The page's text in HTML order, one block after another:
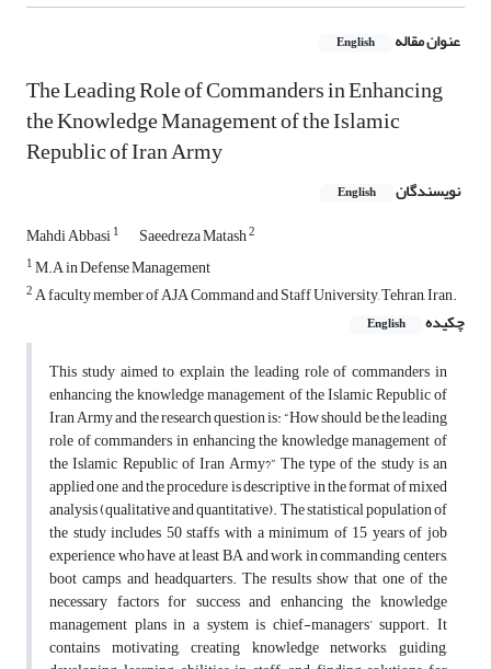
عنوان مقاله English
The Leading Role of Commanders in Enhancing
the Knowledge Management of the Islamic
Republic of Iran Army
نویسندگان English
Mahdi Abbasi1 Saeedreza Matash2
1M.A in Defense Management
2A faculty member of AJA Command and Staff University, Tehran, Iran.
چکیده
English
This study aimed to explain the leading role of commanders in
enhancing the knowledge management of the Islamic Republic of
Iran Army and the research question is: “How should be the leading
role of commanders in enhancing the knowledge management of
the Islamic Republic of Iran Army?” The type of the study is an
applied one and the procedure is descriptive in the format of mixed
analysis (qualitative and quantitative). The statistical population of
the study includes 50 staffs with a minimum of 15 years of job
experience who have at least BA and work in commanding centers,
boot camps, and headquarters. The results show that one of the
necessary factors for success and enhancing the knowledge
management plans in a system is chief-managers’ support. It
contains motivating, creating knowledge networks, guiding,